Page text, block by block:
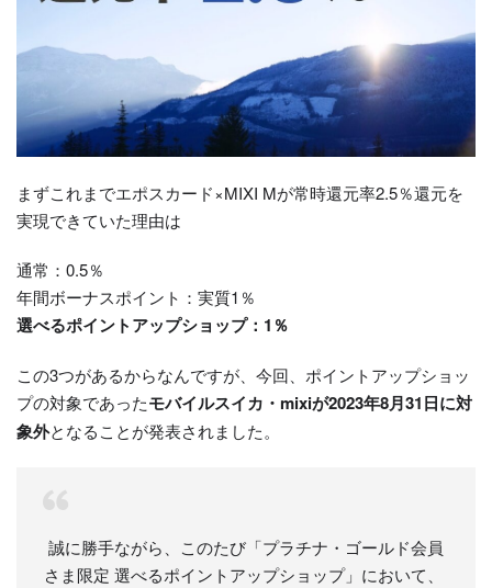
まずこれまでエポスカード×MIXI Mが常時還元率2.5％還元を
実現できていた理由は
通常：0.5％
年間ボーナスポイント：実質1％
選べるポイントアップショップ：1％
この3つがあるからなんですが、今回、ポイントアップショッ
プの対象であったモバイルスイカ・mixiが2023年8月31日に対
象外となることが発表されました。
誠に勝手ながら、このたび「プラチナ・ゴールド会員
さま限定 選べるポイントアップショップ」において、